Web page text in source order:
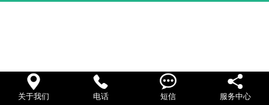

关于我们

电话

短信

服务中心